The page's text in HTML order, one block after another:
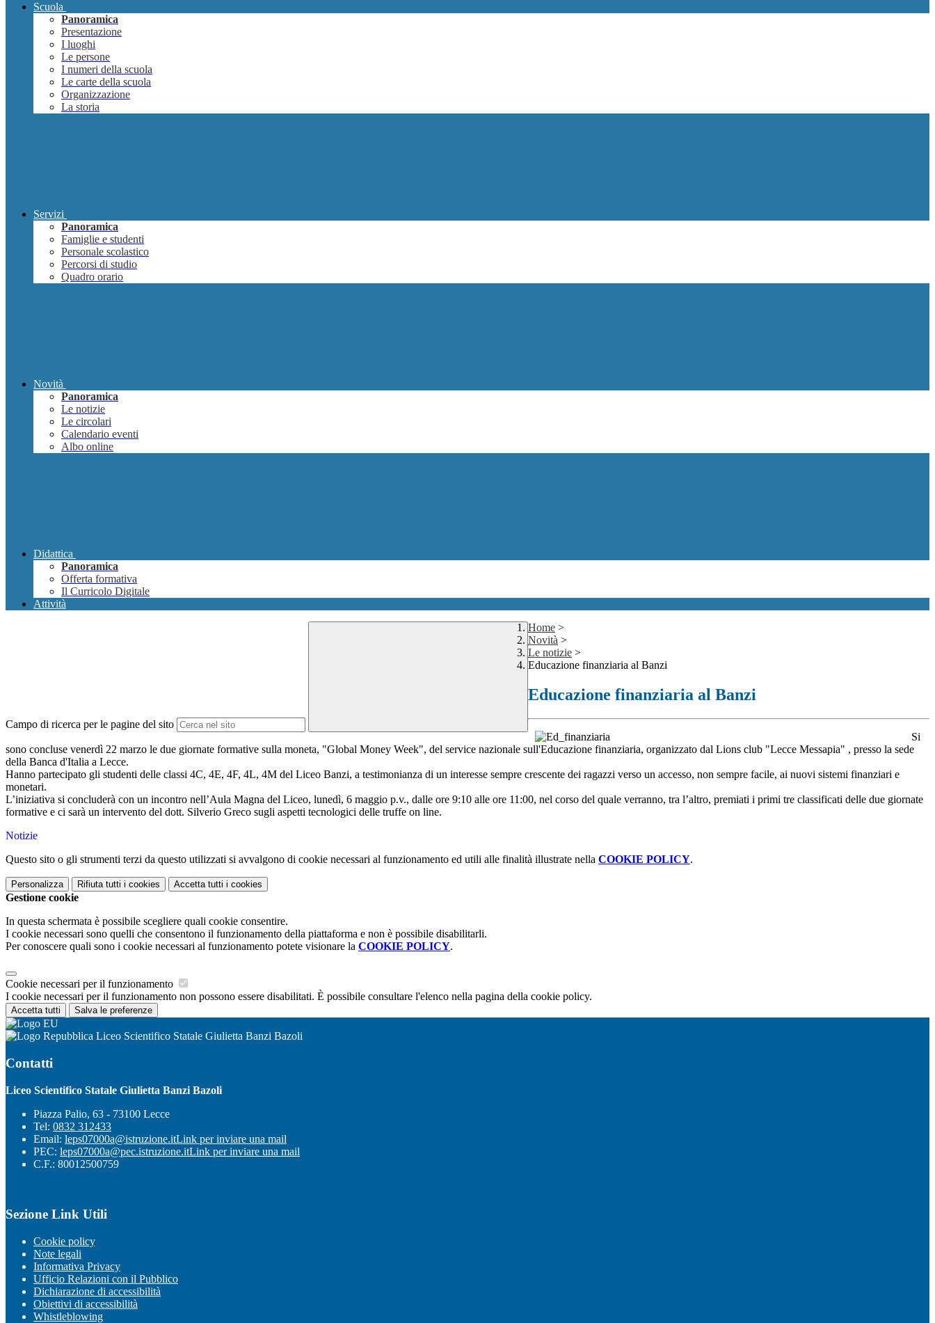
Scuola
Panoramica
Presentazione
I luoghi
Le persone
I numeri della scuola
Le carte della scuola
Organizzazione
La storia
Servizi
Panoramica
Famiglie e studenti
Personale scolastico
Percorsi di studio
Quadro orario
Novità
Panoramica
Le notizie
Le circolari
Calendario eventi
Albo online
Didattica
Panoramica
Offerta formativa
Il Curricolo Digitale
Attività
Campo di ricerca per le pagine del sito
Home >
Novità >
Le notizie >
Educazione finanziaria al Banzi
Educazione finanziaria al Banzi
Si
sono concluse venerdì 22 marzo le due giornate formative sulla moneta, "Global Money Week", del service nazionale sull'Educazione finanziaria, organizzato dal Lions club "Lecce Messapia" , presso la sede
della Banca d'Italia a Lecce.
Hanno partecipato gli studenti delle classi 4C, 4E, 4F, 4L, 4M del Liceo Banzi, a testimonianza di un interesse sempre crescente dei ragazzi verso un accesso, non sempre facile, ai nuovi sistemi finanziari e
monetari.
L’iniziativa si concluderà con un incontro nell’Aula Magna del Liceo, lunedì, 6 maggio p.v., dalle ore 9:10 alle ore 11:00, nel corso del quale verranno, tra l’altro, premiati i primi tre classificati delle due giornate
formative e ci sarà un intervento del dott. Silverio Greco sugli aspetti tecnologici delle truffe on line.
Notizie
Questo sito o gli strumenti terzi da questo utilizzati si avvalgono di cookie necessari al funzionamento ed utili alle finalità illustrate nella COOKIE POLICY.
Personalizza Rifiuta tutti i cookies Accetta tutti i cookies
Gestione cookie
In questa schermata è possibile scegliere quali cookie consentire.
I cookie necessari sono quelli che consentono il funzionamento della piattaforma e non è possibile disabilitarli.
Per conoscere quali sono i cookie necessari al funzionamento potete visionare la COOKIE POLICY.
Cookie necessari per il funzionamento
I cookie necessari per il funzionamento non possono essere disabilitati. È possibile consultare l'elenco nella pagina della cookie policy.
Accetta tutti Salva le preferenze
Liceo Scientifico Statale Giulietta Banzi Bazoli
Contatti
Liceo Scientifico Statale Giulietta Banzi Bazoli
Piazza Palio, 63 - 73100 Lecce
Tel: 0832 312433
Email: leps07000a@istruzione.itLink per inviare una mail
PEC: leps07000a@pec.istruzione.itLink per inviare una mail
C.F.: 80012500759
Sezione Link Utili
Cookie policy
Note legali
Informativa Privacy
Ufficio Relazioni con il Pubblico
Dichiarazione di accessibilità
Obiettivi di accessibilità
Whistleblowing